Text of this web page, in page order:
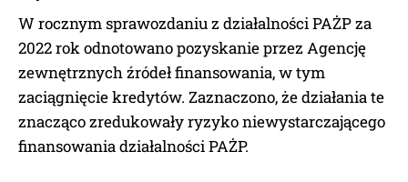
W rocznym sprawozdaniu z działalności PAŻP za
2022 rok odnotowano pozyskanie przez Agencję
zewnętrznych źródeł finansowania, w tym
zaciągnięcie kredytów. Zaznaczono, że działania te
znacząco zredukowały ryzyko niewystarczającego
finansowania działalności PAŻP.